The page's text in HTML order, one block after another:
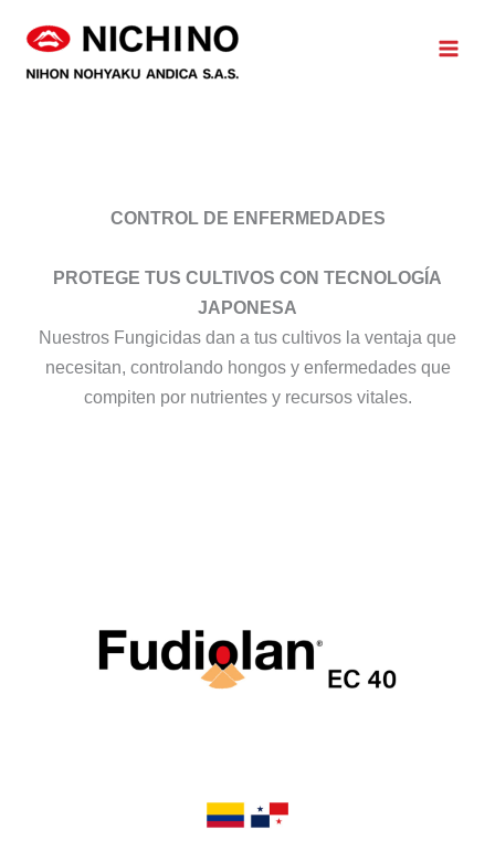
contenido
CONTROL DE ENFERMEDADES
PROTEGE TUS CULTIVOS CON TECNOLOGÍA
JAPONESA
Nuestros Fungicidas dan a tus cultivos la ventaja que
necesitan, controlando hongos y enfermedades que
compiten por nutrientes y recursos vitales.